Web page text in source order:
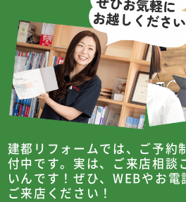
建都リフォームでは、ご予約
付中です。 実は、ご来店相談
いんです！ぜひ、WEBやお
ご来店ください！